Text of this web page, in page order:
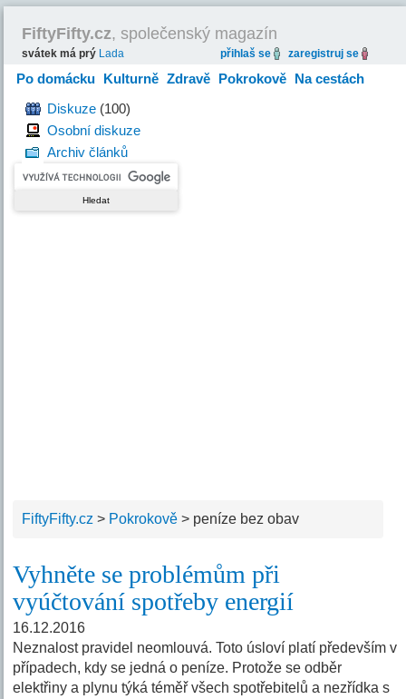
FiftyFifty.cz, společenský magazín
svátek má prý Lada přihlaš se zaregistruj se
Po domácku Kulturně Zdravě Pokrokově Na cestách
HravěDiskuze (100)
Osobní diskuze
Archiv článků
FiftyFifty.cz > Pokrokově > peníze bez obav
Vyhněte se problémům při
vyúčtování spotřeby energií
16.12.2016
Neznalost pravidel neomlouvá. Toto úsloví platí především v
případech, kdy se jedná o peníze. Protože se odběr
elektřiny a plynu týká téměř všech spotřebitelů a nezřídka s